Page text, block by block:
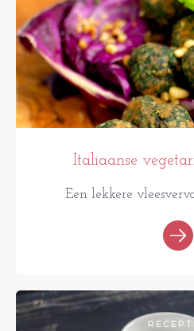
Italiaanse
Een lekkere